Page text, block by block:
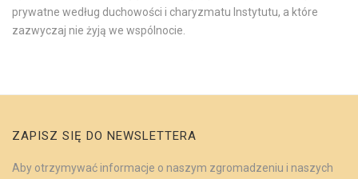
prywatne według duchowości i charyzmatu Instytutu, a które
zazwyczaj nie żyją we wspólnocie.
ZAPISZ SIĘ DO NEWSLETTERA
Aby otrzymywać informacje o naszym zgromadzeniu i naszych